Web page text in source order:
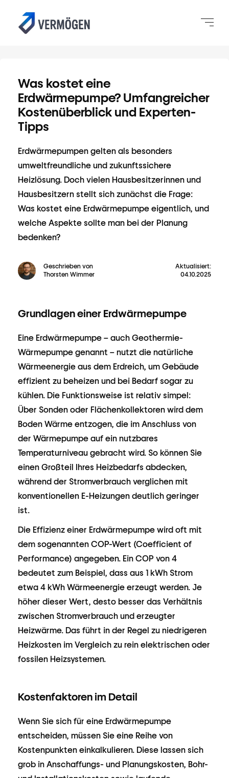
Was kostet eine
Erdwärmepumpe? Umfangreicher
Kostenüberblick und Experten-
Tipps
Erdwärmepumpen gelten als besonders
umweltfreundliche und zukunftssichere
Heizlösung. Doch vielen Hausbesitzerinnen und
Hausbesitzern stellt sich zunächst die Frage:
Was kostet eine Erdwärmepumpe eigentlich, und
welche Aspekte sollte man bei der Planung
bedenken?
Geschrieben von
Thorsten Wimmer
Aktualisiert:
04.10.2025
Grundlagen einer Erdwärmepumpe
Eine Erdwärmepumpe – auch Geothermie-
Wärmepumpe genannt – nutzt die natürliche
Wärmeenergie aus dem Erdreich, um Gebäude
effizient zu beheizen und bei Bedarf sogar zu
kühlen. Die Funktionsweise ist relativ simpel:
Über Sonden oder Flächenkollektoren wird dem
Boden Wärme entzogen, die im Anschluss von
der Wärmepumpe auf ein nutzbares
Temperaturniveau gebracht wird. So können Sie
einen Großteil Ihres Heizbedarfs abdecken,
während der Stromverbrauch verglichen mit
konventionellen E-Heizungen deutlich geringer
ist.
Die Effizienz einer Erdwärmepumpe wird oft mit
dem sogenannten COP-Wert (Coefficient of
Performance) angegeben. Ein COP von 4
bedeutet zum Beispiel, dass aus 1 kWh Strom
etwa 4 kWh Wärmeenergie erzeugt werden. Je
höher dieser Wert, desto besser das Verhältnis
zwischen Stromverbrauch und erzeugter
Heizwärme. Das führt in der Regel zu niedrigeren
Heizkosten im Vergleich zu rein elektrischen oder
fossilen Heizsystemen.
Kostenfaktoren im Detail
Wenn Sie sich für eine Erdwärmepumpe
entscheiden, müssen Sie eine Reihe von
Kostenpunkten einkalkulieren. Diese lassen sich
grob in Anschaffungs- und Planungskosten, Bohr-